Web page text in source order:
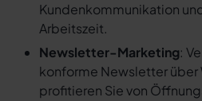
Kundenkommunikation
Arbeitszeit.
Newsletter-Marketing:
konforme Newsletter über
profitieren Sie von